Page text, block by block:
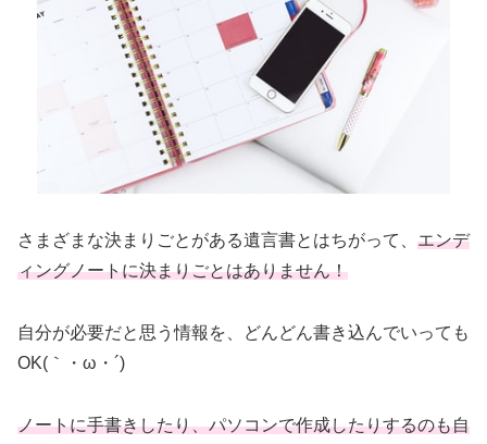
さまざまな決まりごとがある遺言書とはちがって、 エンデ
ィングノートに決まりごとはありません！
自分が必要だと思う情報を、どんどん書き込んでいっても
OK(｀・ω・´)
ノートに手書きしたり、パソコンで作成したりするのも自